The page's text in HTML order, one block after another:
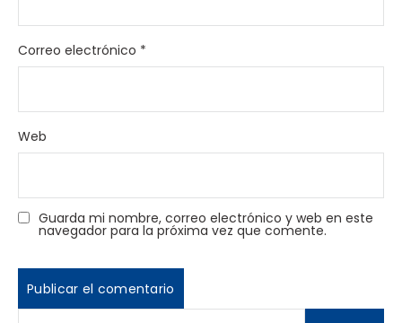
Correo electrónico *
Web
Guarda mi nombre, correo electrónico y web en este
navegador para la próxima vez que comente.